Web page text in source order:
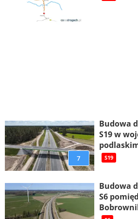
7
Budowa
S19 w
S19
Budowa
S6